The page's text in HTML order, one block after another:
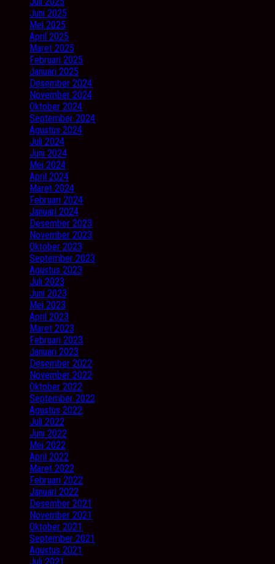
Juni 2025
Mei 2025
April 2025
Maret 2025
Februari 2025
Januari 2025
Desember 2024
November 2024
Oktober 2024
September 2024
Agustus 2024
Juli 2024
Juni 2024
Mei 2024
April 2024
Maret 2024
Februari 2024
Januari 2024
Desember 2023
November 2023
Oktober 2023
September 2023
Agustus 2023
Juli 2023
Juni 2023
Mei 2023
April 2023
Maret 2023
Februari 2023
Januari 2023
Desember 2022
November 2022
Oktober 2022
September 2022
Agustus 2022
Juli 2022
Juni 2022
Mei 2022
April 2022
Maret 2022
Februari 2022
Januari 2022
Desember 2021
November 2021
Oktober 2021
September 2021
Agustus 2021
Juli 2021